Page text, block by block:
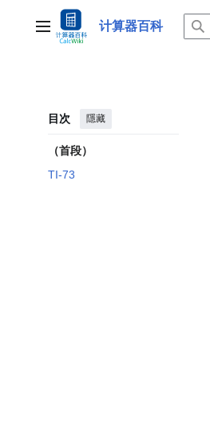
主選單 计算器百科
目次 隱藏
（首段）
TI-73